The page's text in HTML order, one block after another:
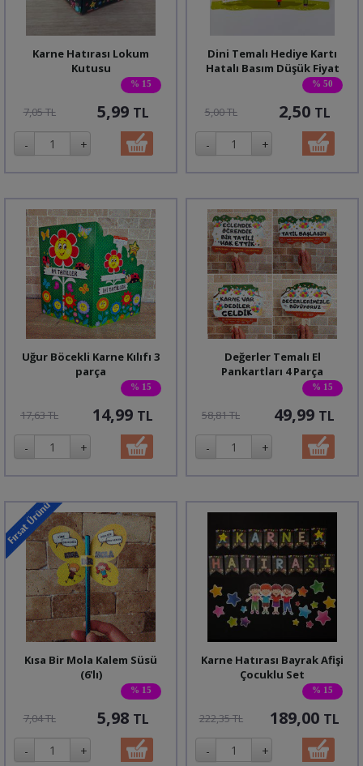
% 15
Karne Hatırası Lokum
Kutusu
7,05 TL 5,99 TL
% 50
Dini Temalı Hediye Kartı
Hatalı Basım Düşük Fiyat
5,00 TL 2,50 TL
% 15
Uğur Böcekli Karne Kılıfı 3
parça
17,63 TL 14,99 TL
% 15
Değerler Temalı El
Pankartları 4 Parça
58,81 TL 49,99 TL
% 15
Kısa Bir Mola Kalem Süsü
(6'lı)
7,04 TL 5,98 TL
% 15
Karne Hatırası Bayrak Afişi
Çocuklu Set
222,35 TL 189,00 TL